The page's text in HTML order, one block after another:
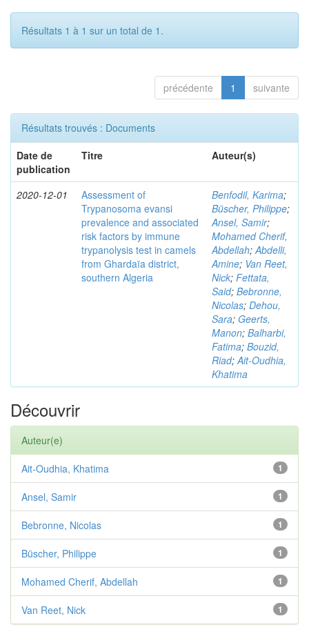
Résultats 1 à 1 sur un total de 1.
précédente 1 suivante
Résultats trouvés : Documents
Date de
publication
Titre Auteur(s)
2020-12-01
Assessment of
Trypanosoma evansi
prevalence and associated
risk factors by immune
trypanolysis test in camels
from Ghardaïa district,
southern Algeria
Benfodil, Karima;
Büscher, Philippe;
Ansel, Samir;
Mohamed Cherif,
Abdellah;Abdelli,
Amine; Van Reet,
Nick; Fettata,
Said; Bebronne,
Nicolas; Dehou,
Sara; Geerts,
Manon; Balharbi,
Fatima; Bouzid,
Riad;Ait-Oudhia,
Khatima
Découvrir
Auteur(e)
1
Ait-Oudhia, Khatima
1
Ansel, Samir
1
Bebronne, Nicolas
1
Büscher, Philippe
1
Mohamed Cherif, Abdellah
1
Van Reet, Nick